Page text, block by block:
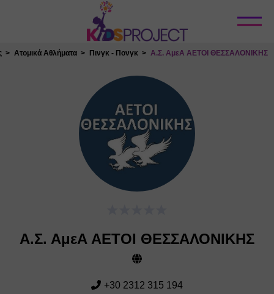
Κλείσιμο
Ατομικά Αθλήματα Πινγκ - Πονγκ Α.Σ. ΑμεΑ ΑΕΤΟΙ ΘΕΣΣΑΛΟΝΙΚΗΣ
Α.Σ. ΑμεΑ ΑΕΤΟΙ ΘΕΣΣΑΛΟΝΙΚΗΣ
+30 2312 315 194